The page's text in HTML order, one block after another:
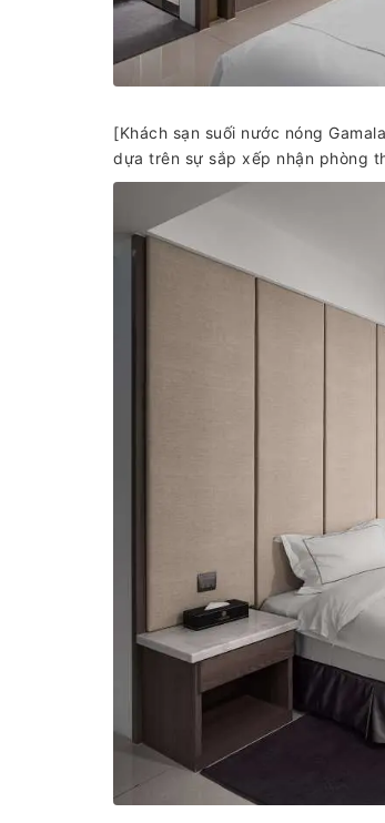
[Khách sạn suối nước nóng
dựa trên sự sắp xếp nhận phòng